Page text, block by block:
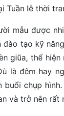
Tuần lễ thời
mẫu được
đào tạo kỹ
giũa, thể
là đêm hay
buổi chụp
và trở nên rất